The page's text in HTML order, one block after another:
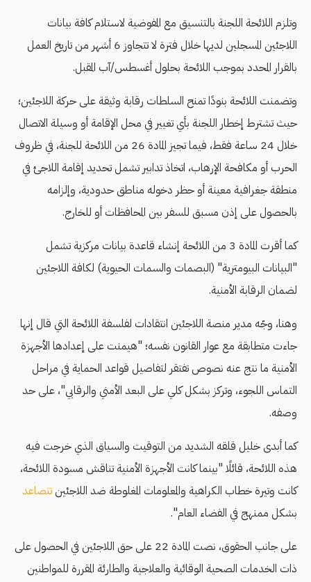
وتلزم اللائحة اللجنة بالتنسيق مع المفوضية لاستلام كافة بيانات
اللاجئين المسجلين لديها خلال فترة لا تتجاوز 6 أشهر من تاريخ العمل
بالقرار المحدد بموجب اللائحة بحلول أغسطس/آب المقبل.
وتضمنت اللائحة بنودًا تمنح السلطات رقابة وثيقة على حركة اللاجئين؛
حيث تشترط إخطار اللجنة بأي تغيير في محل الإقامة أو وسيلة الاتصال
خلال 24 ساعة فقط، فيما تجيز المادة 26 من اللائحة للجنة، في ظروف
الحرب أو مكافحة الإرهاب، اتخاذ تدابير تشمل تحديد إقامة اللاجئ في
منطقة جغرافية معينة أو حظر دخوله مناطق حدودية، وإلزامه
بالحصول على إذن مسبق للسفر بين المحافظات أو للخارج.
كما أقرت المادة 3 من اللائحة إنشاء قاعدة بيانات مركزية تشمل
"البيانات البيومترية" (البصمات والسمات الحيوية) لكافة اللاجئين
لضمان الرقابة الأمنية.
وهنا، وجّه مدير منصة اللاجئين انتقادات لفلسفة اللائحة التي قال إنها
جاءت متطابقة مع عوار القانون نفسه؛ "هيمنت على إعدادها الأجهزة
الأمنية ما نتج عنه نصوص تفتقر لتفاصيل قواعد الحماية في مراحل
التماس اللجوء، وتركز بشكل كلي على البعد الأمني والرقابي"، على حد
وصفه.
كما أبدى خليل قلقه الشديد من التوقيت والسياق الذي خرجت فيه
هذه اللائحة، قائلًا "بينما كانت الأجهزة الأمنية تناقش مسودة اللائحة،
كانت وتيرة خطاب الكراهية والمعلومات المغلوطة ضد اللاجئينتتصاعد
بشكل ممنهج في الفضاء العام".
على جانب الحقوق، نصت المادة 22 على حق اللاجئين في الحصول على
ذات الخدمات الصحية الوقائية والعلاجية والطارئة المقررة للمواطنين